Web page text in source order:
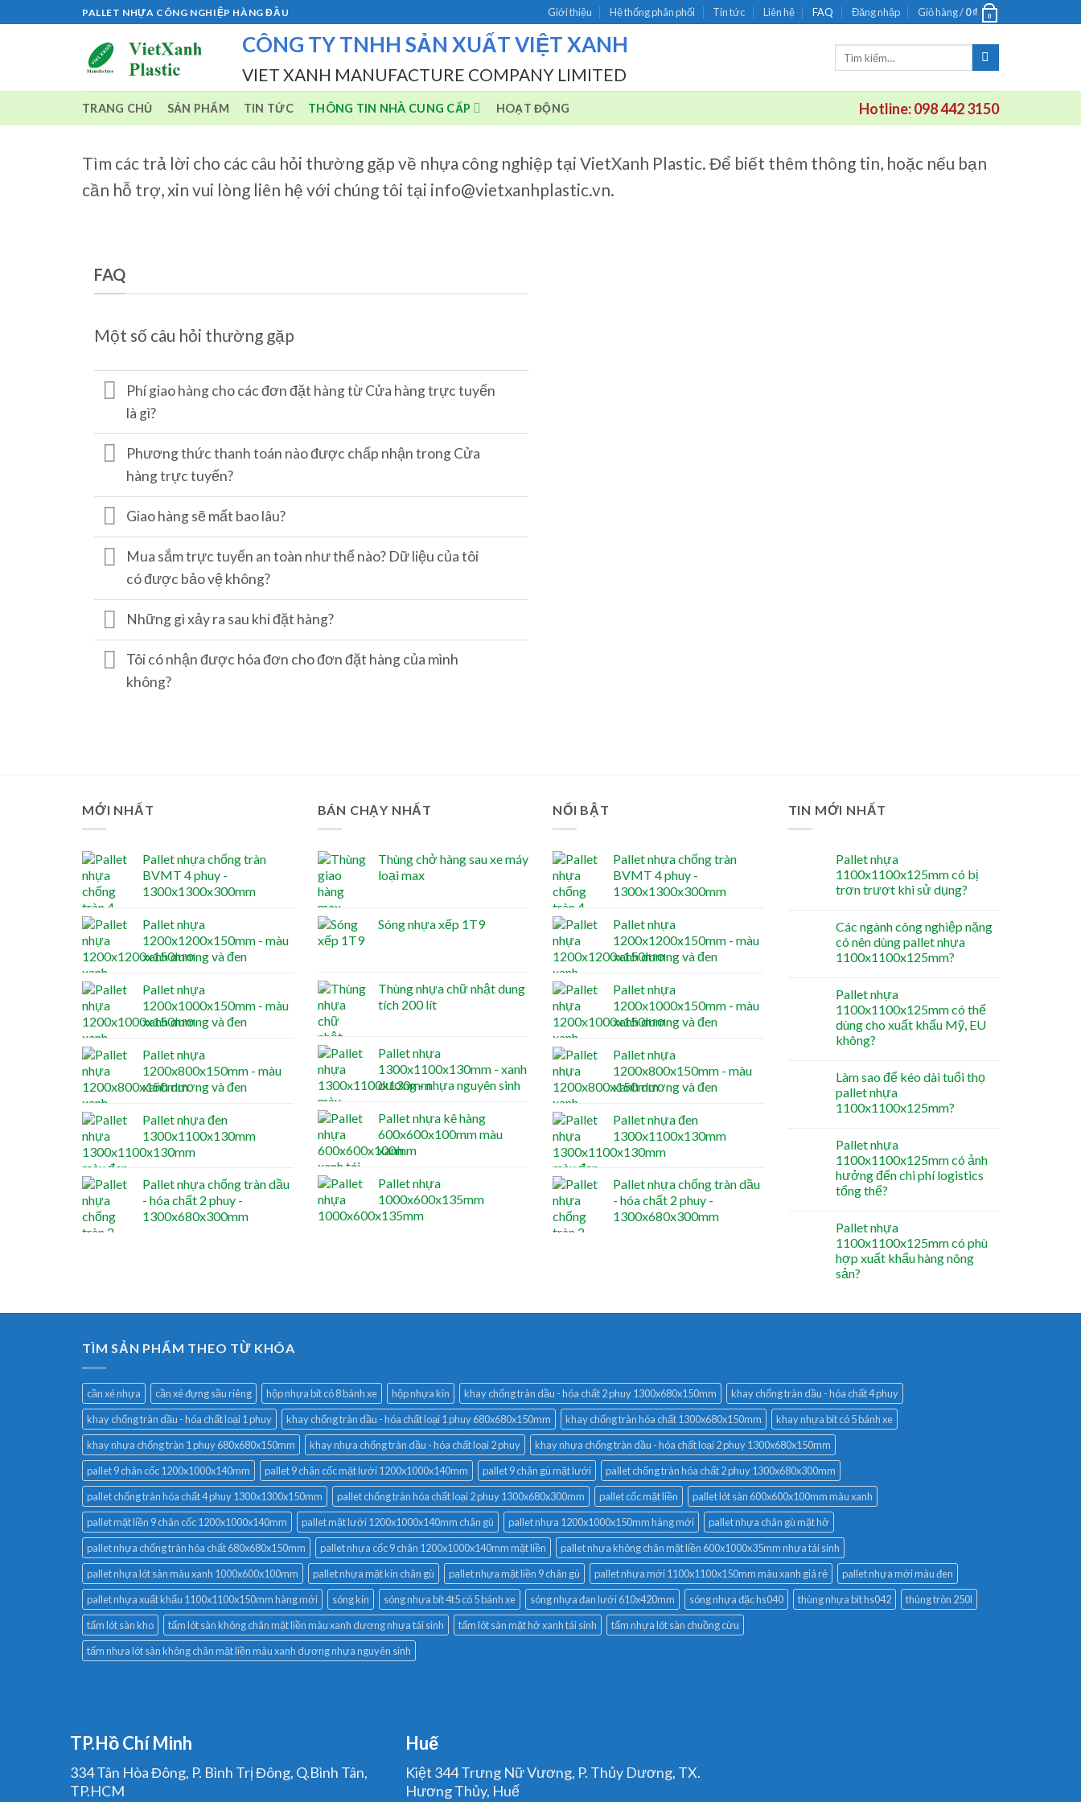
to
PALLET NHỰA CÔNG NGHIỆP HÀNG ĐẦU Giới thiệu Hệ thống phân phối Tin tức Liên hệ FAQ Đăng nhập Giỏ hàng /0₫ 0
CÔNG TY TNHH SẢN XUẤT VIỆT XANH
VIET XANH MANUFACTURE COMPANY LIMITED
TRANG CHỦ SẢN PHẨM TIN TỨC THÔNG TIN NHÀ CUNG CẤP HOẠT ĐỘNG Hotline: 098 442 3150
Tìm các trả lời cho các câu hỏi thường gặp về nhựa công nghiệp tại VietXanh Plastic. Để biết thêm thông tin, hoặc nếu bạn
cần hỗ trợ, xin vui lòng liên hệ với chúng tôi tại info@vietxanhplastic.vn.
FAQ
Một số câu hỏi thường gặp
Phí giao hàng cho các đơn đặt hàng từ Cửa hàng trực tuyến
là gì?
Phương thức thanh toán nào được chấp nhận trong Cửa
hàng trực tuyến?
Giao hàng sẽ mất bao lâu?
Mua sắm trực tuyến an toàn như thế nào? Dữ liệu của tôi
có được bảo vệ không?
Những gì xảy ra sau khi đặt hàng?
Tôi có nhận được hóa đơn cho đơn đặt hàng của mình
không?
MỚI NHẤT
Pallet nhựa chống tràn
BVMT 4 phuy -
1300x1300x300mm
Pallet nhựa
1200x1200x150mm - màu
xanh dương và đen
Pallet nhựa
1200x1000x150mm - màu
xanh dương và đen
Pallet nhựa
1200x800x150mm - màu
xanh dương và đen
Pallet nhựa đen
1300x1100x130mm
Pallet nhựa chống tràn dầu
- hóa chất 2 phuy -
1300x680x300mm
BÁN CHẠY NHẤT
Thùng chở hàng sau xe máy
loại max
Sóng nhựa xếp 1T9
Thùng nhựa chữ nhật dung
tích 200 lít
Pallet nhựa
1300x1100x130mm - xanh
dương - nhựa nguyên sinh
Pallet nhựa kê hàng
600x600x100mm màu
xanh
Pallet nhựa
1000x600x135mm
NỔI BẬT
Pallet nhựa chống tràn
BVMT 4 phuy -
1300x1300x300mm
Pallet nhựa
1200x1200x150mm - màu
xanh dương và đen
Pallet nhựa
1200x1000x150mm - màu
xanh dương và đen
Pallet nhựa
1200x800x150mm - màu
xanh dương và đen
Pallet nhựa đen
1300x1100x130mm
Pallet nhựa chống tràn dầu
- hóa chất 2 phuy -
1300x680x300mm
TIN MỚI NHẤT
Pallet nhựa
1100x1100x125mm có bị
trơn trượt khi sử dụng?
Các ngành công nghiệp nặng
có nên dùng pallet nhựa
1100x1100x125mm?
Pallet nhựa
1100x1100x125mm có thể
dùng cho xuất khẩu Mỹ, EU
không?
Làm sao để kéo dài tuổi thọ
pallet nhựa
1100x1100x125mm?
Pallet nhựa
1100x1100x125mm có ảnh
hưởng đến chi phí logistics
tổng thể?
Pallet nhựa
1100x1100x125mm có phù
hợp xuất khẩu hàng nông
sản?
TÌM SẢN PHẨM THEO TỪ KHÓA
cần xé nhựa cần xé đựng sầu riêng hộp nhựa bít có 8 bánh xe hộp nhựa kín khay chống tràn dầu - hóa chất 2 phuy 1300x680x150mm
khay chống tràn dầu - hóa chất 4 phuy
khay chống tràn dầu - hóa chất loại 1 phuy
khay chống tràn dầu - hóa chất loại 1 phuy 680x680x150mm khay chống tràn hóa chất 1300x680x150mm
khay nhựa bít có 5 bánh xe
khay nhựa chống tràn 1 phuy 680x680x150mm
khay nhựa chống tràn dầu - hóa chất loại 2 phuy
khay nhựa chống tràn dầu - hóa chất loại 2 phuy 1300x680x150mm
pallet 9 chân cốc 1200x1000x140mm
pallet 9 chân cốc mặt lưới 1200x1000x140mm pallet 9 chân gù mặt lưới
pallet chống tràn hóa chất 2 phuy 1300x680x300mm
pallet chống tràn hóa chất 4 phuy 1300x1300x150mm
pallet chống tràn hóa chất loại 2 phuy 1300x680x300mm pallet cốc mặt liền
pallet lót sàn 600x600x100mm màu xanh
pallet mặt liền 9 chân cốc 1200x1000x140mm
pallet mặt lưới 1200x1000x140mm chân gù pallet nhựa 1200x1000x150mm hàng mới
pallet nhựa chân gù mặt hở
pallet nhựa chống tràn hóa chất 680x680x150mm
pallet nhựa cốc 9 chân 1200x1000x140mm mặt liền
pallet nhựa không chân mặt liền 600x1000x35mm nhựa tái sinh
pallet nhựa lót sàn màu xanh 1000x600x100mm
pallet nhựa mặt kín chân gù pallet nhựa mặt liền 9 chân gù pallet nhựa mới 1100x1100x150mm màu xanh giá rẻ
pallet nhựa mới màu đen
pallet nhựa xuất khẩu 1100x1100x150mm hàng mới
sóng kín sóng nhựa bít 4t5 có 5 bánh xe sóng nhựa đan lưới 610x420mm sóng nhựa đặc hs040 thùng nhựa bít hs042
thùng tròn 250l
tấm lót sàn kho
tấm lót sàn không chân mặt liền màu xanh dương nhựa tái sinh tấm lót sàn mặt hở xanh tái sinh
tấm nhựa lót sàn chuồng cừu
tấm nhựa lót sàn không chân mặt liền màu xanh dương nhựa nguyên sinh
TP.Hồ Chí Minh
334 Tân Hòa Đông, P. Bình Trị Đông, Q.Bình Tân,
TP.HCM
Huế
Kiệt 344 Trưng Nữ Vương, P. Thủy Dương, TX.
Hương Thủy, Huế